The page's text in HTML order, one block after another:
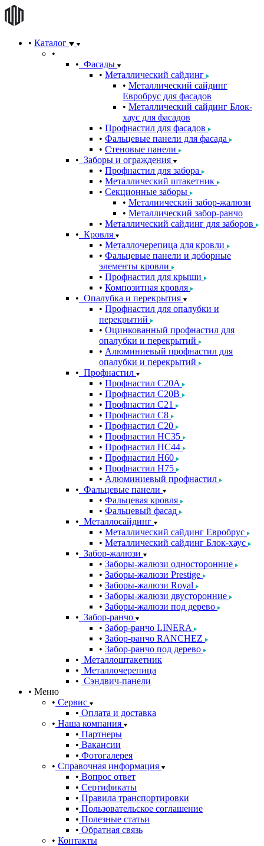
Каталог
Фасады
Металлический сайдинг
Металлический сайдинг
Евробрус для фасадов
Металлический сайдинг Блок-
хаус для фасадов
Профнастил для фасадов
Фальцевые панели для фасада
Стеновые панели
Заборы и ограждения
Профнастил для забора
Металлический штакетник
Секционные заборы
Металиический забор-жалюзи
Металлический забор-ранчо
Металлический сайдинг для заборов
Кровля
Металлочерепица для кровли
Фальцевые панели и доборные
элементы кровли
Профнастил для крыши
Композитная кровля
Опалубка и перекрытия
Профнастил для опалубки и
перекрытий
Оцинкованный профнастил для
опалубки и перекрытий
Алюминиевый профнастил для
опалубки и перекрытий
Профнастил
Профнастил С20A
Профнастил С20B
Профнастил С21
Профнастил С8
Профнастил С20
Профнастил НС35
Профнастил НС44
Профнастил Н60
Профнастил Н75
Алюминиевый профнастил
Фальцевые панели
Фальцевая кровля
Фальцевый фасад
Металлосайдинг
Металлический сайдинг Евробрус
Металлический сайдинг Блок-хаус
Забор-жалюзи
Заборы-жалюзи односторонние
Заборы-жалюзи Prestige
Заборы-жалюзи Royal
Заборы-жалюзи двусторонние
Заборы-жалюзи под дерево
Забор-ранчо
Забор-ранчо LINERA
Забор-ранчо RANCHEZ
Забор-ранчо под дерево
Металлоштакетник
Металлочерепица
Сэндвич-панели
Меню
Сервис
Оплата и доставка
Наша компания
Партнеры
Вакансии
Фотогалерея
Справочная информация
Вопрос ответ
Сертификаты
Правила транспортировки
Пользовательское соглашение
Полезные статьи
Обратная связь
Контакты